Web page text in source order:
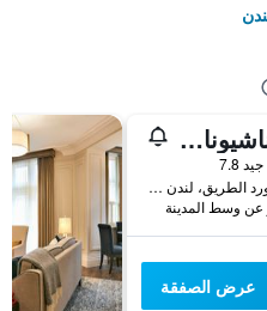
رويال ناشيونال هوتل
جيد 7.8
38-51 بيدفورد الطريق، لندن ، إنجلترا, لندن, المملكة المتحدة
عرض الصفقة